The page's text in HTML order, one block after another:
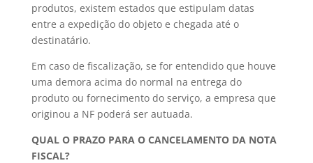
produtos, existem estados que estipulam datas
entre a expedição do objeto e chegada até o
destinatário.
Em caso de fiscalização, se for entendido que houve
uma demora acima do normal na entrega do
produto ou fornecimento do serviço, a empresa que
originou a NF poderá ser autuada.
QUAL O PRAZO PARA O CANCELAMENTO DA NOTA
FISCAL?